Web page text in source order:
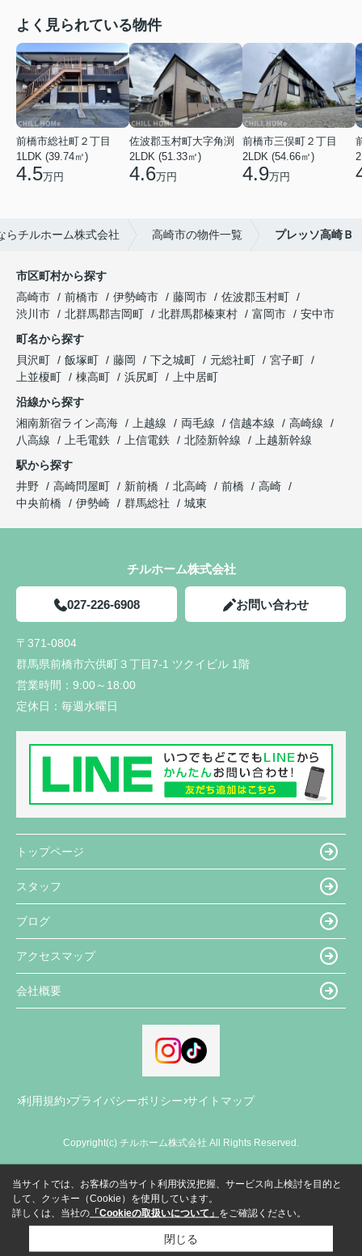
よく見られている物件
前橋市総社町２丁目
1LDK (39.74㎡)
4.5万円
佐波郡玉村町大字角渕
2LDK (51.33㎡)
4.6万円
前橋市三俣町２丁目
2LDK (54.66㎡)
4.9万円
らチルホーム株式会社 高崎市の物件一覧 プレッソ高崎Ｂ
市区町村から探す
高崎市
前橋市 伊勢崎市 藤岡市
佐波郡玉村町
渋川市
北群馬郡吉岡町 北群馬郡榛東村 富岡市
安中市
町名から探す
貝沢町
飯塚町 藤岡 下之城町 元総社町
宮子町
上並榎町
棟高町 浜尻町
上中居町
沿線から探す
湘南新宿ライン高海
上越線 両毛線 信越本線
高崎線
八高線
上毛電鉄 上信電鉄 北陸新幹線
上越新幹線
駅から探す
井野
高崎問屋町 新前橋 北高崎 前橋
高崎
中央前橋
伊勢崎 群馬総社 城東
チルホーム株式会社
027-226-6908 お問い合わせ
〒371-0804
群馬県前橋市六供町３丁目7-1 ツクイビル 1階
営業時間： 9:00～18:00
定休日： 毎週水曜日
トップページ
スタッフ
ブログ
アクセスマップ
会社概要
利用規約 プライバシーポリシー サイトマップ
Copyright(c) チルホーム株式会社 All Rights Reserved.
当サイトでは、お客様の当サイト利用状況把握、サービス向上検討を目的と
して、クッキー（Cookie）を使用しています。
詳しくは、当社の 「Cookieの取扱いについて」 をご確認ください。
閉じる